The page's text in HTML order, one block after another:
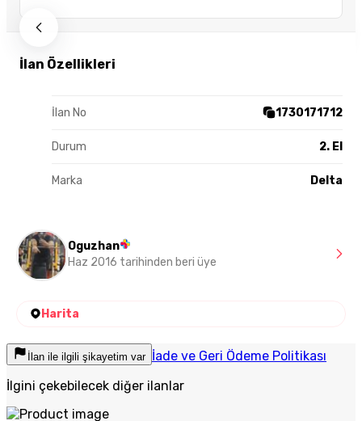
İlan Özellikleri
İlan No 1730171712
Durum 2. El
Marka Delta
Oguzhan
Haz 2016 tarihinden beri üye
Harita
İlan ile ilgili şikayetim var İade ve Geri Ödeme Politikası
İlgini çekebilecek diğer ilanlar